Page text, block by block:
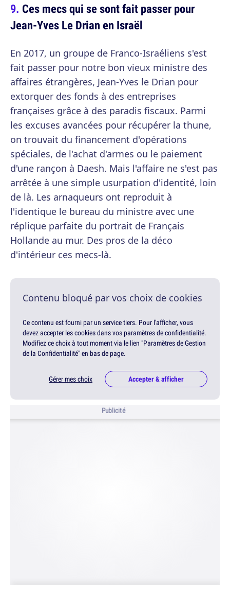
Ces mecs qui se sont fait passer pour
Jean-Yves Le Drian en Israël
En 2017, un groupe de Franco-Israéliens s'est
fait passer pour notre bon vieux ministre des
affaires étrangères, Jean-Yves le Drian pour
extorquer des fonds à des entreprises
françaises grâce à des paradis fiscaux. Parmi
les excuses avancées pour récupérer la thune,
on trouvait du financement d'opérations
spéciales, de l'achat d'armes ou le paiement
d'une rançon à Daesh. Mais l'affaire ne s'est pas
arrêtée à une simple usurpation d'identité, loin
de là. Les arnaqueurs ont reproduit à
l'identique le bureau du ministre avec une
réplique parfaite du portrait de Français
Hollande au mur. Des pros de la déco
d'intérieur ces mecs-là.
Contenu bloqué par vos choix de cookies
Ce contenu est fourni par un service tiers. Pour l'afficher, vous
devez accepter les cookies dans vos paramètres de confidentialité.
Modifiez ce choix à tout moment via le lien "Paramètres de Gestion
de la Confidentialité" en bas de page.
Gérer mes choix Accepter & afficher
Publicité